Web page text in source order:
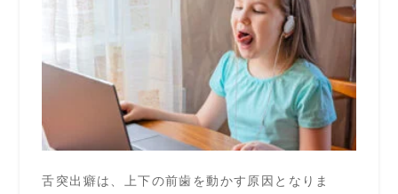
舌突出癖は、上下の前歯を動かす原因となりま